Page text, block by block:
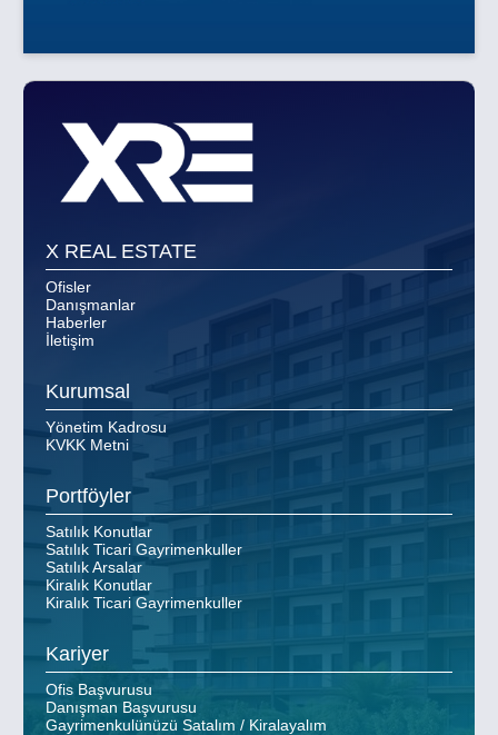
X REAL ESTATE
Ofisler
Danışmanlar
Haberler
İletişim
Kurumsal
Yönetim Kadrosu
KVKK Metni
Portföyler
Satılık Konutlar
Satılık Ticari Gayrimenkuller
Satılık Arsalar
Kiralık Konutlar
Kiralık Ticari Gayrimenkuller
Kariyer
Ofis Başvurusu
Danışman Başvurusu
Gayrimenkulünüzü Satalım / Kiralayalım